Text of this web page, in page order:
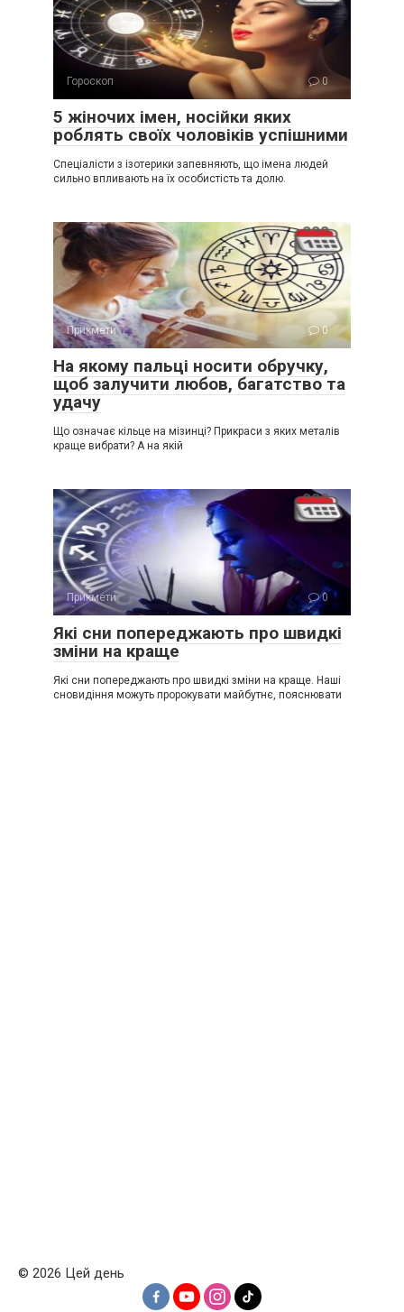
Гороскоп 0
5 жіночих імен, носійки яких
роблять своїх чоловіків успішними
Спеціалісти з ізотерики запевняють, що імена людей
сильно впливають на їх особистість та долю.
Прикмети 0
На якому пальці носити обручку,
щоб залучити любов, багатство та
удачу
Що означає кільце на мізинці? Прикраси з яких металів
краще вибрати? А на якій
Прикмети 0
Які сни попереджають про швидкі
зміни на краще
Які сни попереджають про швидкі зміни на краще. Наші
сновидіння можуть пророкувати майбутнє, пояснювати
© 2026 Цей день